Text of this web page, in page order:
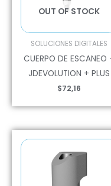
OUT OF STOCK
SOLUCIONES DIGITALES
CUERPO DE ESCANEO
JDEVOLUTION + PLUS
$72,16